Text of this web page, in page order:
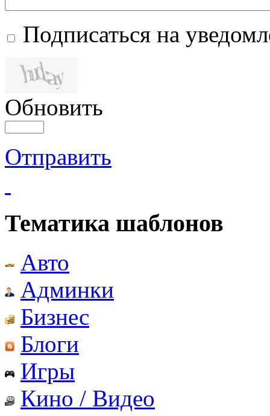
Подписаться на
Обновить
Отправить
Тематика шаблонов
Авто
Админки
Бизнес
Блоги
Игры
Кино / Видео